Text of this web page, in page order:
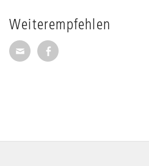
Weiterempfehlen
Seite per E-Mail
Seite auf Facebook